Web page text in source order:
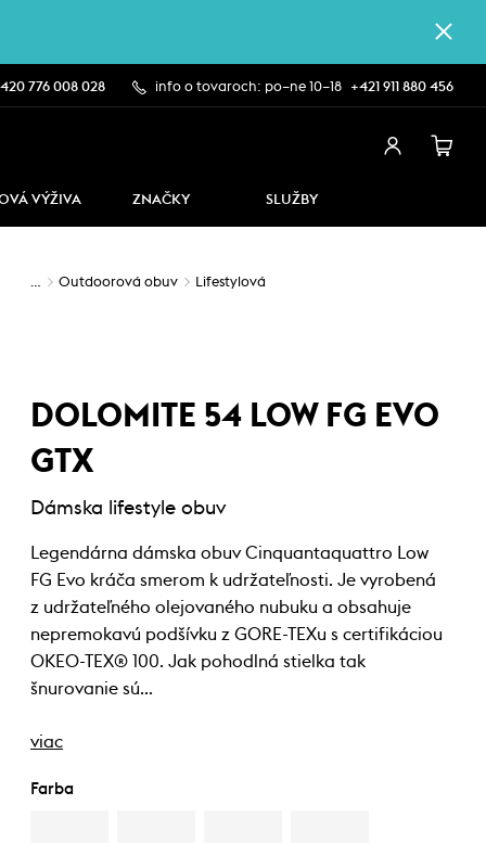
776 008 028 info o tovaroch: po–ne 10–18 +421 911 880 456
VÝŽIVA ZNAČKY SLUŽBY
… Outdoorová obuv Lifestylová
DOLOMITE 54 LOW FG EVO
GTX
Dámska lifestyle obuv
Legendárna dámska obuv Cinquantaquattro Low
FG Evo kráča smerom k udržateľnosti. Je vyrobená
z udržateľného olejovaného nubuku a obsahuje
nepremokavú podšívku z GORE-TEXu s certifikáciou
OKEO-TEX® 100. Jak pohodlná stielka tak
šnurovanie sú…
viac
Farba